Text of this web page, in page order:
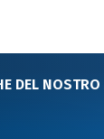
DEL